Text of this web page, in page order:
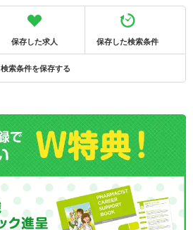
保存した求人 保存した検索条件
検索条件を保存する